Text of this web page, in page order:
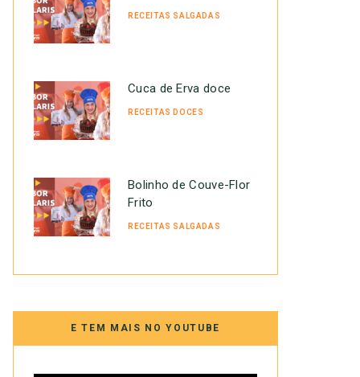
RECEITAS SALGADAS
Cuca de Erva doce
RECEITAS DOCES
Bolinho de Couve-Flor
Frito
RECEITAS SALGADAS
E TEM MAIS NO YOUTUBE